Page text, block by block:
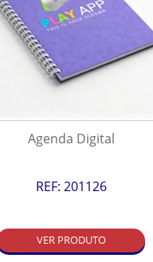
Agenda Digital
REF: 201126
VER PRODUTO